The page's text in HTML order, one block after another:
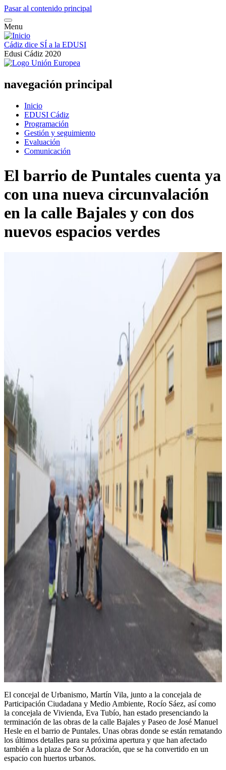
Pasar al contenido principal
Menu
Cádiz dice SÍ a la EDUSI
Edusi Cádiz 2020
navegación principal
Inicio
EDUSI Cádiz
Programación
Gestión y seguimiento
Evaluación
Comunicación
El barrio de Puntales cuenta ya
con una nueva circunvalación
en la calle Bajales y con dos
nuevos espacios verdes
El concejal de Urbanismo, Martín Vila, junto a la concejala de
Participación Ciudadana y Medio Ambiente, Rocío Sáez, así como
la concejala de Vivienda, Eva Tubío, han estado presenciando la
terminación de las obras de la calle Bajales y Paseo de José Manuel
Hesle en el barrio de Puntales. Unas obras donde se están rematando
los últimos detalles para su próxima apertura y que han afectado
también a la plaza de Sor Adoración, que se ha convertido en un
espacio con huertos urbanos.